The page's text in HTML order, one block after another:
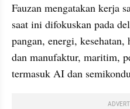
Fauzan mengatakan kerja
saat ini difokuskan pada
pangan, energi,
dan manufaktur, maritim,
termasuk AI dan